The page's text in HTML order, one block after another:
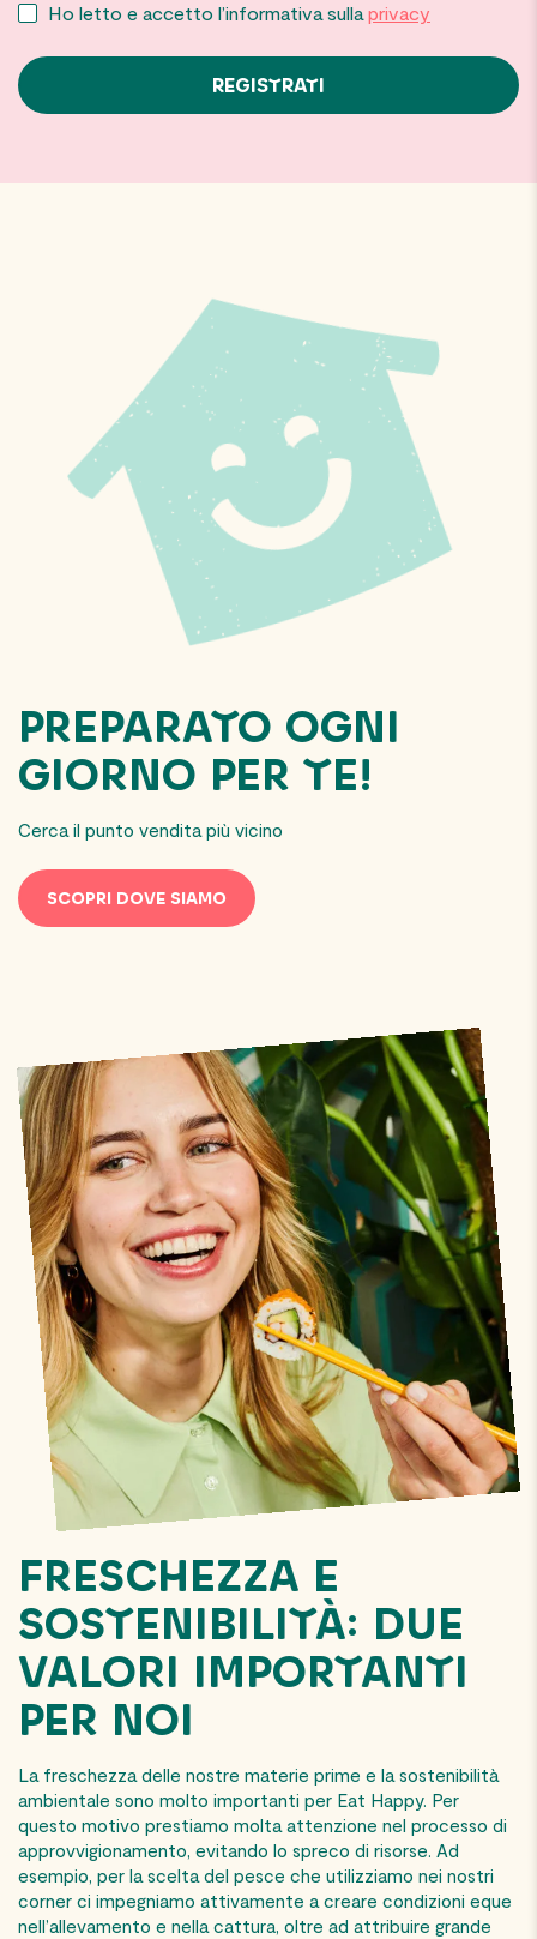
Ho letto e accetto l’informativa sullaprivacy
PREPARATO OGNI
GIORNO PER TE!
Cerca il punto vendita più vicino
SCOPRI DOVE SIAMO
FRESCHEZZA E
SOSTENIBILITÀ: DUE
VALORI IMPORTANTI
PER NOI
La freschezza delle nostre materie prime e la sostenibilità
ambientale sono molto importanti per Eat Happy. Per
questo motivo prestiamo molta attenzione nel processo di
approvvigionamento, evitando lo spreco di risorse. Ad
esempio, per la scelta del pesce che utilizziamo nei nostri
corner ci impegniamo attivamente a creare condizioni eque
nell’allevamento e nella cattura, oltre ad attribuire grande